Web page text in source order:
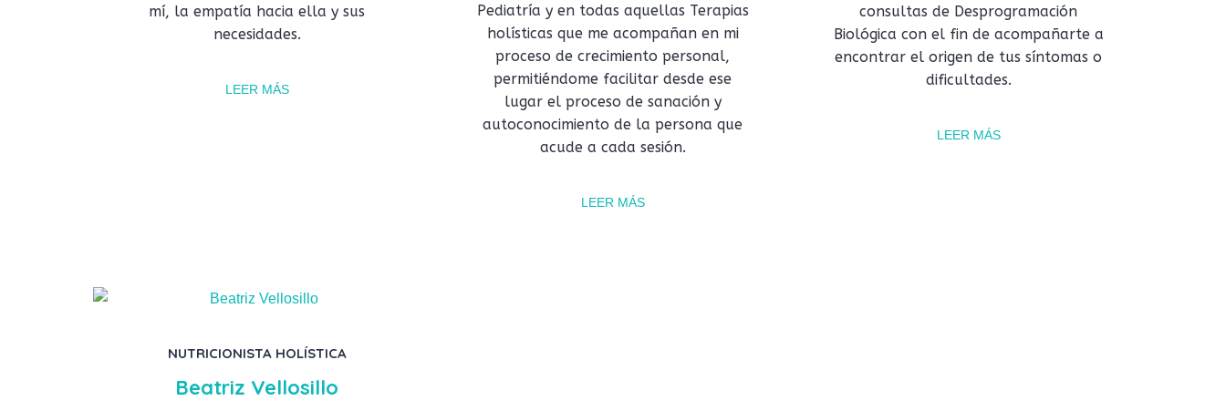
mí, la empatía hacia ella y sus
necesidades.
LEER MÁS
Pediatría y en todas aquellas Terapias
holísticas que me acompañan en mi
proceso de crecimiento personal,
permitiéndome facilitar desde ese
lugar el proceso de sanación y
autoconocimiento de la persona que
acude a cada sesión.
LEER MÁS
consultas de Desprogramación
Biológica con el fin de acompañarte a
encontrar el origen de tus síntomas o
dificultades.
LEER MÁS
NUTRICIONISTA HOLÍSTICA
Beatriz Vellosillo